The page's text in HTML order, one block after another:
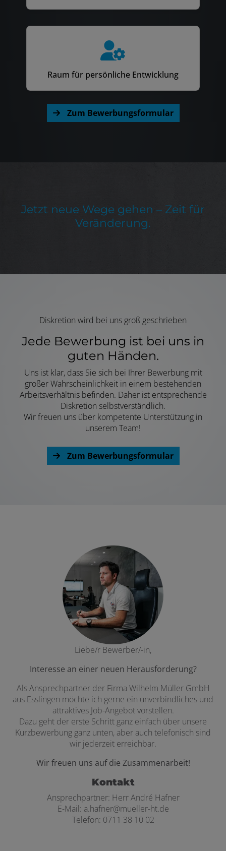
Raum für persönliche Entwicklung
Zum Bewerbungsformular
Jetzt neue Wege gehen – Zeit für
Veränderung.
Diskretion wird bei uns groß geschrieben
Jede Bewerbung ist bei uns in
guten Händen.
Uns ist klar, dass Sie sich bei Ihrer Bewerbung mit
großer Wahrscheinlichkeit in einem bestehenden
Arbeitsverhältnis befinden. Daher ist entsprechende
Diskretion selbstverständlich.
Wir freuen uns über kompetente Unterstützung in
unserem Team!
Zum Bewerbungsformular
Liebe/r Bewerber/-in,
Interesse an einer neuen Herausforderung?
Als Ansprechpartner der Firma Wilhelm Müller GmbH
aus Esslingen möchte ich gerne ein unverbindliches und
attraktives Job-Angebot vorstellen.
Dazu geht der erste Schritt ganz einfach über unsere
Kurzbewerbung ganz unten, aber auch telefonisch sind
wir jederzeit erreichbar.
Wir freuen uns auf die Zusammenarbeit!
Kontakt
Ansprechpartner: Herr André Hafner
E-Mail: a.hafner@mueller-ht.de
Telefon: 0711 38 10 02